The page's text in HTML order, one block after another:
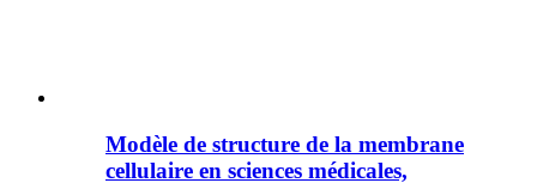
Modèle de structure de la membrane
cellulaire en sciences médicales,